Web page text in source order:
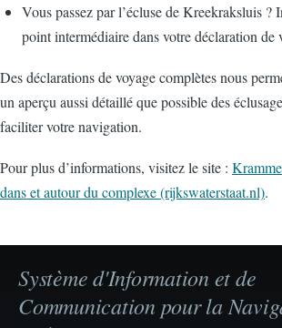
Vous passez par l’écluse de Kreekraksluis ?
point intermédiaire dans votre déclaration de
Des déclarations de voyage complètes nous
un aperçu aussi détaillé que possible des
faciliter votre navigation.
Pour plus d’informations, visitez le site :
dans et autour du complexe (rijkswaterstaat.nl).
Système d'Information et de
Communication pour la